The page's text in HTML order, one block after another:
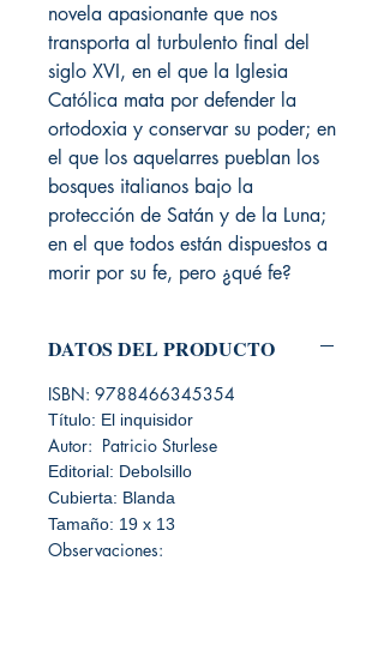
novela apasionante que nos
transporta al turbulento final del
siglo XVI, en el que la Iglesia
Católica mata por defender la
ortodoxia y conservar su poder; en
el que los aquelarres pueblan los
bosques italianos bajo la
protección de Satán y de la Luna;
en el que todos están dispuestos a
morir por su fe, pero ¿qué fe?
DATOS DEL PRODUCTO
ISBN: 9788466345354
Título: El inquisidor
Autor: Patricio Sturlese
Editorial: Debolsillo
Cubierta: Blanda
Tamaño: 19 x 13
Observaciones: